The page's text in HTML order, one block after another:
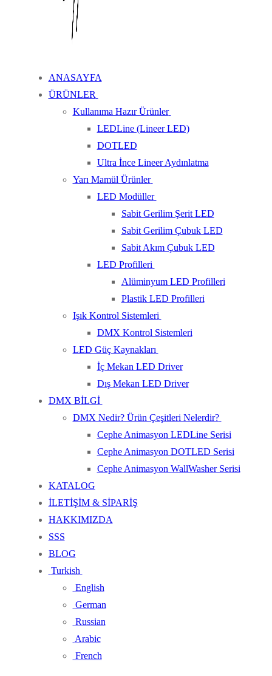
ANASAYFA
ÜRÜNLER
Kullanıma Hazır Ürünler
LEDLine (Lineer LED)
DOTLED
Ultra İnce Lineer Aydınlatma
Yarı Mamül Ürünler
LED Modüller
Sabit Gerilim Şerit LED
Sabit Gerilim Çubuk LED
Sabit Akım Çubuk LED
LED Profilleri
Alüminyum LED Profilleri
Plastik LED Profilleri
Işık Kontrol Sistemleri
DMX Kontrol Sistemleri
LED Güç Kaynakları
İç Mekan LED Driver
Dış Mekan LED Driver
DMX BİLGİ
DMX Nedir? Ürün Çeşitleri Nelerdir?
Cephe Animasyon LEDLine Serisi
Cephe Animasyon DOTLED Serisi
Cephe Animasyon WallWasher Serisi
KATALOG
İLETİŞİM & SİPARİŞ
HAKKIMIZDA
SSS
BLOG
Turkish
English
German
Russian
Arabic
French